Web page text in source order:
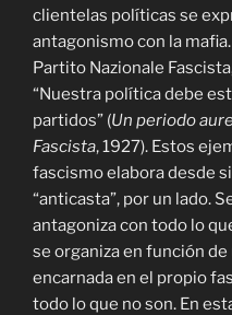
clientelas políticas se
antagonismo con la
Partito Nazionale
“Nuestra política debe
partidos” (Un periodo
Fascista, 1927). Estos
fascismo elabora desde
“anticasta”, por un lado.
antagoniza con todo lo
se organiza en función
encarnada en el propio
todo lo que no son. En